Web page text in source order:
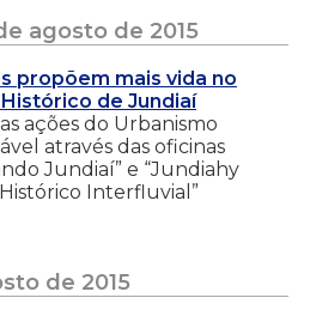
agosto de 2015
propõem mais vida no
de Jundiaí
ações do Urbanismo
através das oficinas
Jundiaí” e “Jundiahy
Interfluvial”
de 2015